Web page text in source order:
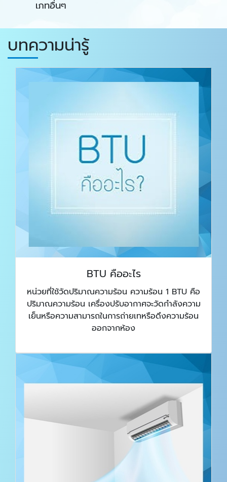
เภทอื่นๆ
บทความน่ารู้
BTU คืออะไร
หน่วยที่ใช้วัดปริมาณความร้อน ความร้อน 1 BTU คือ
ปริมาณความร้อน เครื่องปรับอากาศจะวัดกำลังความ
เย็นหรือความสามารถในการถ่ายเทหรือดึงความร้อน
ออกจากห้อง